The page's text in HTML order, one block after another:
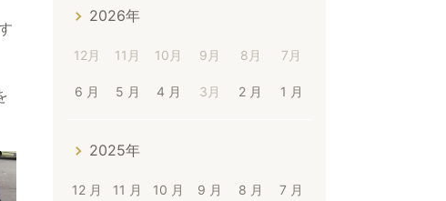
2026年
12月 11月 10月 9月 8月 7月
6 月 5 月 4 月 3月 2 月 1 月
2025年
12 月 11 月 10 月 9 月 8 月 7 月